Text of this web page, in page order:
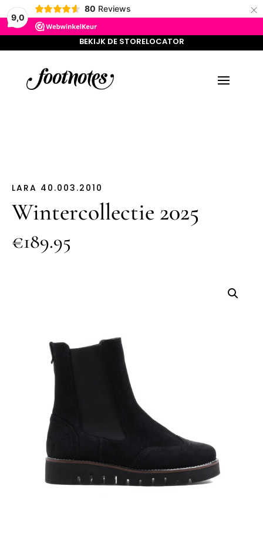
9,0
80 Reviews ×
BEKIJK DE STORELOCATOR
BEKIJK DE STORELOCATOR
LARA 40.003.2010
Wintercollectie 2025
€189.95